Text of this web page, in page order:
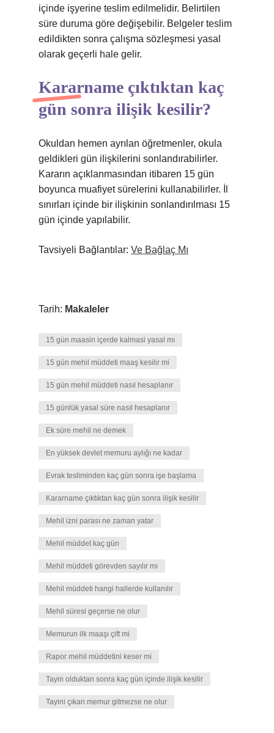
içinde işyerine teslim edilmelidir. Belirtilen
süre duruma göre değişebilir. Belgeler teslim
edildikten sonra çalışma sözleşmesi yasal
olarak geçerli hale gelir.
Kararname çıktıktan kaç
gün sonra ilişik kesilir?
Okuldan hemen ayrılan öğretmenler, okula
geldikleri gün ilişkilerini sonlandırabilirler.
Kararın açıklanmasından itibaren 15 gün
boyunca muafiyet sürelerini kullanabilirler. İl
sınırları içinde bir ilişkinin sonlandırılması 15
gün içinde yapılabilir.
Tavsiyeli Bağlantılar: Ve Bağlaç Mı
Tarih: Makaleler
15 gün maasin içerde kalmasi yasal mı
15 gün mehil müddeti maaş kesilir mi
15 gün mehil müddeti nasıl hesaplanır
15 günlük yasal süre nasıl hesaplanır
Ek süre mehil ne demek
En yüksek devlet memuru aylığı ne kadar
Evrak tesliminden kaç gün sonra işe başlama
Kararname çıktıktan kaç gün sonra ilişik kesilir
Mehil izni parası ne zaman yatar
Mehil müddet kaç gün
Mehil müddeti görevden sayılır mı
Mehil müddeti hangi hallerde kullanılır
Mehil süresi geçerse ne olur
Memurun ilk maaşı çift mi
Rapor mehil müddetini keser mi
Tayin olduktan sonra kaç gün içinde ilişik kesilir
Tayini çıkan memur gitmezse ne olur